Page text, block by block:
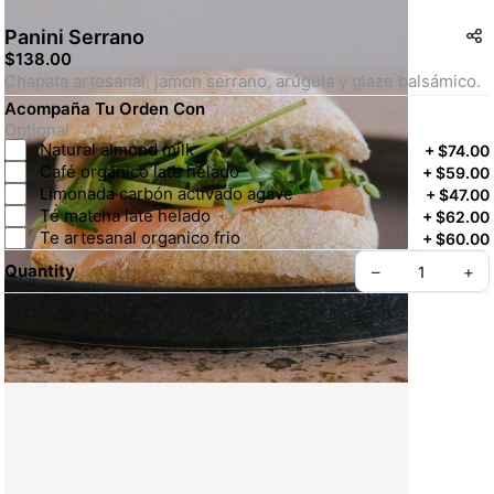
Panini Serrano
$138.00
Chapata artesanal, jamon serrano, arúgula y glaze balsámico.
Acompaña Tu Orden Con
Optional
Natural almond milk
+$74.00
Café orgánico late helado +$59.00
Limonada carbón activado agave +$47.00
Té matcha late helado +$62.00
Te artesanal organico frio +$60.00
Quantity – +